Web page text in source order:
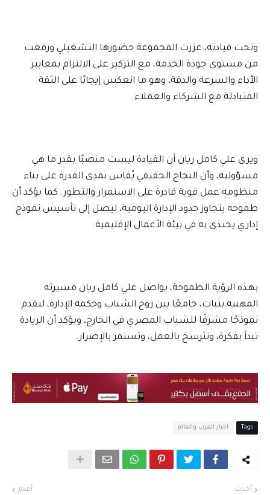
وتحت قيادته، عززت المجموعة حضورها التشغيلي ورفعت
من مستوى جودة الخدمة، مع التركيز على الالتزام بمعايير
الأداء والسرعة والدقة، وهو ما انعكس إيجابًا على الثقة
المتبادلة مع الشركاء والعملاء.
ويرى علي كامل ريان أن القيادة ليست منصبًا بقدر ما هي
مسؤولية، وأن النجاح الحقيقي يُقاس بمدى القدرة على بناء
منظومة عمل قوية قادرة على الاستمرار والتطور. كما يؤكد أن
طموحه يتجاوز حدود الإدارة اليومية، ليصل إلى تأسيس نموذج
إداري يحتذى به في بيئة الأعمال الإقليمية.
بهذه الرؤية الطموحة، يواصل علي كامل ريان مسيرته
المهنية بثبات، جامعًا بين روح الشباب وحكمة الإدارة، ليقدم
نموذجًا مشرفًا للشباب المصري في الخارج، ويؤكد أن الريادة
تبدأ بفكرة، وتترسخ بالعمل، وتستمر بالإصرار.
Tags اخبار العرب والعالم
أحدث أقدم